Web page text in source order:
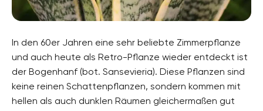
In den 60er Jahren eine sehr beliebte Zimmerpflanze
und auch heute als Retro-Pflanze wieder entdeckt ist
der Bogenhanf (bot. Sansevieria). Diese Pflanzen sind
keine reinen Schattenpflanzen, sondern kommen mit
hellen als auch dunklen Räumen gleichermaßen gut